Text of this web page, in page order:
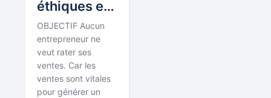
éthiques en
moins d’une
heure…
mise en
pratique
comprise…
OBJECTIF Aucun
entrepreneur ne
veut rater ses
ventes. Car les
ventes sont vitales
pour générer un